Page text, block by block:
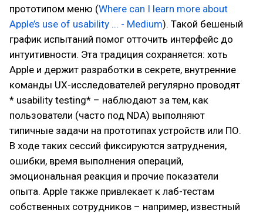
прототипом меню (Where can I learn more about
Apple’s use of usability ... - Medium). Такой бешеный
график испытаний помог отточить интерфейс до
интуитивности. Эта традиция сохраняется: хоть
Apple и держит разработки в секрете, внутренние
команды UX-исследователей регулярно проводят
* usability testing* – наблюдают за тем, как
пользователи (часто под NDA) выполняют
типичные задачи на прототипах устройств или ПО.
В ходе таких сессий фиксируются затруднения,
ошибки, время выполнения операций,
эмоциональная реакция и прочие показатели
опыта. Apple также привлекает к лаб-тестам
собственных сотрудников – например, известный